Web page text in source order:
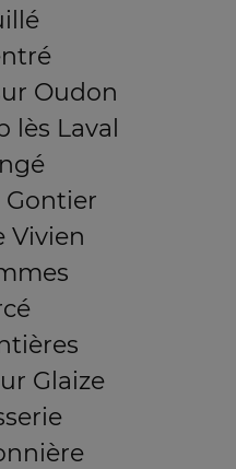
Oudon
lès Laval
Gontier
Vivien
Glaize